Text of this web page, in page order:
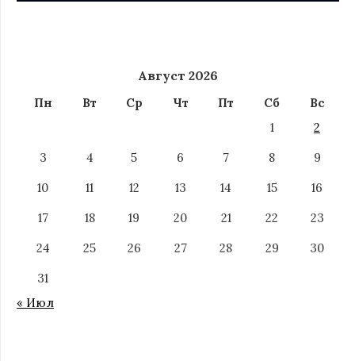
Август 2026
Пн Вт Ср Чт Пт Сб
Вс
1
2
3
4 5 6 7 8
9
10
11 12 13 14 15
16
17
18 19 20 21 22
23
24
25 26 27 28 29
30
31
« Июл